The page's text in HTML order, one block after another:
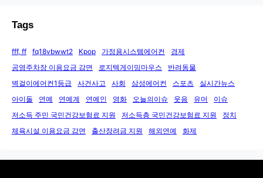
Tags
fff, ff fq18vbwwt2 Kpop 가정용시스템에어컨
경제
공영주차장 이용요금 감면
로지텍게이밍마우스
반려동물
벽걸이에어컨1등급
사건사고 사회 삼성에어컨 스포츠
실시간뉴스
아이돌
연예 연예계 연예인 영화 오늘의이슈 웃음 유머
이슈
저소득 주민 국민건강보험료 지원
저소득층 국민건강보험료 지원
정치
체육시설 이용요금 감면
출산장려금 지원 해외연예 화제